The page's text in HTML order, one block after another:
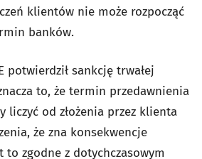
klientów nie może rozpocząć
banków.
potwierdził sankcję trwałej
to, że termin przedawnienia
liczyć od złożenia przez klienta
że zna konsekwencje
to zgodne z dotychczasowym